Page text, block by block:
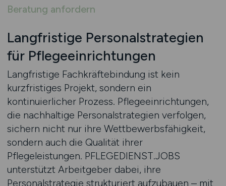
Beratung anfordern
Langfristige Personalstrategien
für Pflegeeinrichtungen
Langfristige Fachkräftebindung ist kein
kurzfristiges Projekt, sondern ein
kontinuierlicher Prozess. Pflegeeinrichtungen,
die nachhaltige Personalstrategien verfolgen,
sichern nicht nur ihre Wettbewerbsfähigkeit,
sondern auch die Qualität ihrer
Pflegeleistungen. PFLEGEDIENST.JOBS
unterstützt Arbeitgeber dabei, ihre
Personalstrategie strukturiert aufzubauen – mit